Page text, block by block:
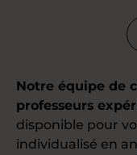
Notre équipe de
professeurs
disponible pour
individualisé en